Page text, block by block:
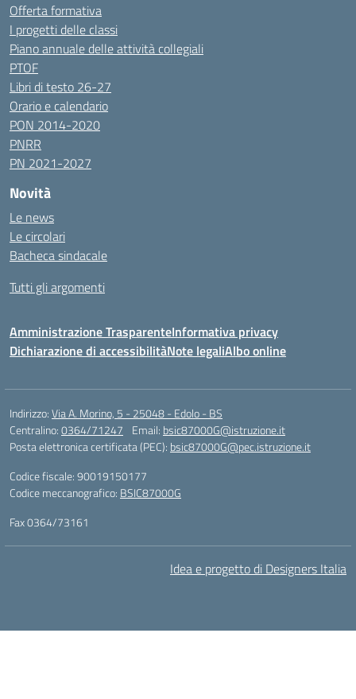
Offerta formativa
I progetti delle classi
Piano annuale delle attività collegiali
PTOF
Libri di testo 26-27
Orario e calendario
PON 2014-2020
PNRR
PN 2021-2027
Novità
Le news
Le circolari
Bacheca sindacale
Tutti gli argomenti
Amministrazione TrasparenteInformativa privacy
Dichiarazione di accessibilitàNote legaliAlbo online
Indirizzo:Via A. Morino, 5 - 25048 - Edolo - BS
Centralino:0364/71247 Email: bsic87000G@istruzione.it
Posta elettronica certificata (PEC): bsic87000G@pec.istruzione.it
Codice fiscale: 90019150177
Codice meccanografico: BSIC87000G
Fax 0364/73161
Idea e progetto di Designers Italia